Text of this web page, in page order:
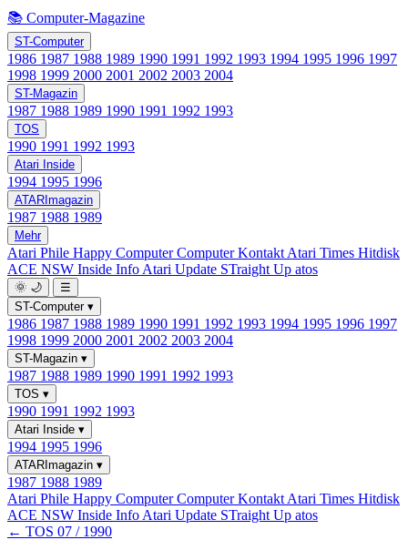
📚 Computer-Magazine
ST-Computer
1986 1987 1988 1989 1990 1991 1992 1993 1994 1995 1996 1997
1998 1999 2000 2001 2002 2003 2004
ST-Magazin
1987 1988 1989 1990 1991 1992 1993
TOS
1990 1991 1992 1993
Atari Inside
1994 1995 1996
ATARImagazin
1987 1988 1989
Mehr
Atari Phile Happy ComputerComputer Kontakt Atari Times Hitdisk
ACE NSW Inside Info Atari Update STraight Up atos
🌞 🌙
☰
ST-Computer ▾
1986 1987 1988 1989 1990 1991 1992 1993 1994 1995 1996 1997
1998 1999 2000 2001 2002 2003 2004
ST-Magazin ▾
1987 1988 1989 1990 1991 1992 1993
TOS ▾
1990 1991 1992 1993
Atari Inside ▾
1994 1995 1996
ATARImagazin ▾
1987 1988 1989
Atari Phile Happy ComputerComputer Kontakt Atari Times Hitdisk
ACE NSW Inside Info Atari Update STraight Up atos
← TOS 07 / 1990